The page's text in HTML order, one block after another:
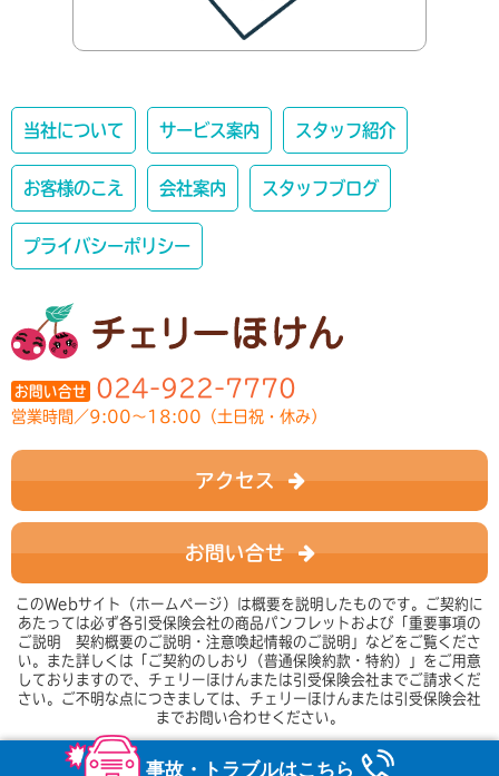
事故・トラブルはこちら
当社について サービス案内 スタッフ紹介
お客様のこえ 会社案内 スタッフブログ
プライバシーポリシー
お問い合せ 024-922-7770
営業時間／9:00～18:00（土日祝・休み）
アクセス
お問い合せ
このWebサイト（ホームページ）は概要を説明したものです。ご契約に
あたっては必ず各引受保険会社の商品パンフレットおよび「重要事項の
ご説明 契約概要のご説明・注意喚起情報のご説明」などをご覧くださ
い。また詳しくは「ご契約のしおり（普通保険約款・特約）」をご用意
しておりますので、チェリーほけんまたは引受保険会社までご請求くだ
さい。ご不明な点につきましては、チェリーほけんまたは引受保険会社
までお問い合わせください。
copyright © cherri-nikka all right reserved.